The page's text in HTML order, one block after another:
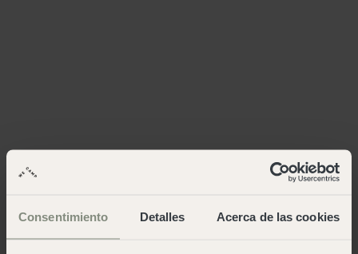
Consentimiento Detalles Acerca de las cookies